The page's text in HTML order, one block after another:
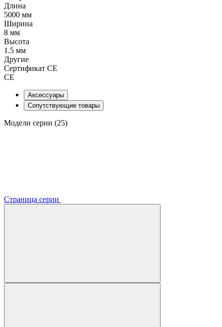
Длина
5000 мм
Ширина
8 мм
Высота
1.5 мм
Другие
Сертификат CE
CE
Аксессуары
Сопутствующие товары
Модели серии (25)
Страница серии